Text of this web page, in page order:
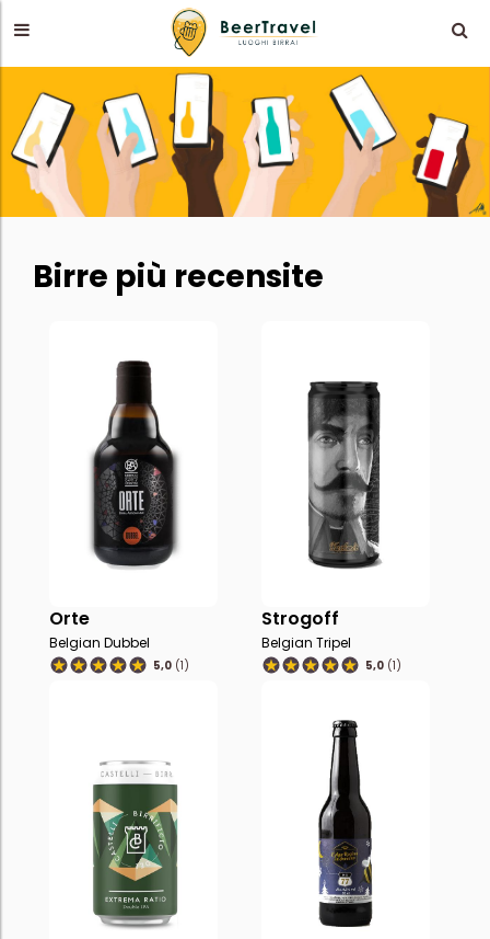
Birre più recensite
Orte
Belgian Dubbel
5,0 (1)
Strogoff
Belgian Tripel
5,0 (1)